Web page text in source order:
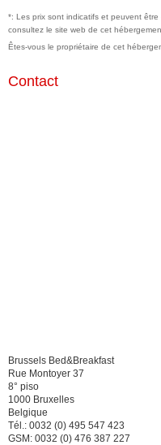
*: Les prix sont indicatifs et peuvent
consultez le site web de cet
Êtes-vous le propriétaire de cet
Contact
Brussels Bed&Breakfast
Rue Montoyer 37
8° piso
1000 Bruxelles
Belgique
Tél.: 0032 (0) 495 547 423
GSM: 0032 (0) 476 387 227